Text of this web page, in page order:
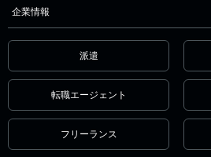
企業情報
派遣
転職エージェント
フリーランス